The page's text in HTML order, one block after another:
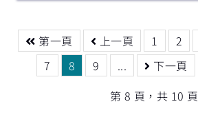
第一頁 上一頁 1 2
7
8 9 ... 下一頁
第 8 頁，共 10 頁